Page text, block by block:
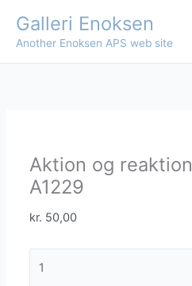
content
Galleri Enoksen
Another Enoksen APS web site
Aktion og
A1229
kr. 50,00
og